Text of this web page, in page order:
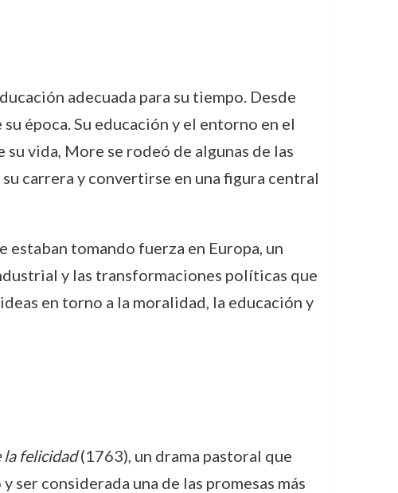
adecuada para su tiempo. Desde
época. Su educación y el entorno en el
vida, More se rodeó de algunas de las
carrera y convertirse en una figura central
tomando fuerza en Europa, un
y las transformaciones políticas que
en torno a la moralidad, la educación y
la felicidad(1763), un drama pastoral que
considerada una de las promesas más